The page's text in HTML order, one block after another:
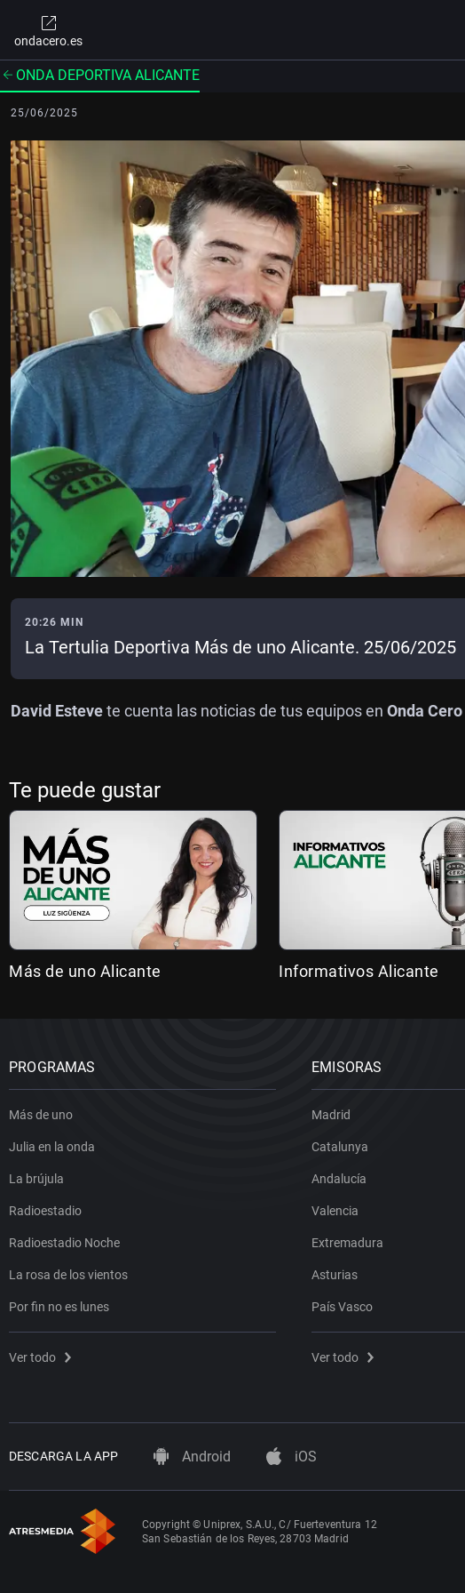
ondacero.es
ONDA DEPORTIVA ALICANTE
25/06/2025
20:26 MIN
La Tertulia Deportiva Más de uno Alicante. 25/06/2025
David Estevete cuenta las noticias de tus equipos en Onda
Te puede gustar
Más de uno Alicante Informativos Alicante
PROGRAMAS
Más de uno
Julia en la onda
La brújula
Radioestadio
Radioestadio Noche
La rosa de los vientos
Por fin no es lunes
Ver todo
EMISORAS
Madrid
Catalunya
Andalucía
Valencia
Extremadura
Asturias
País Vasco
Ver todo
DESCARGA LA APP Android iOS
Copyright © Uniprex, S.A.U., C/ Fuerteventura 12
San Sebastián de los Reyes, 28703 Madrid